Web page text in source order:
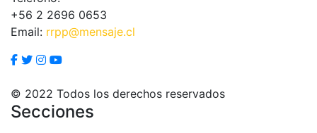
+56 2 2696 0653
Email: rrpp@mensaje.cl
© 2022 Todos los derechos reservados
Secciones